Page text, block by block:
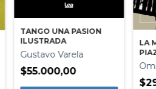
TANGO UNA PASION
ILUSTRADA
Gustavo Varela
$55.000,00
LA